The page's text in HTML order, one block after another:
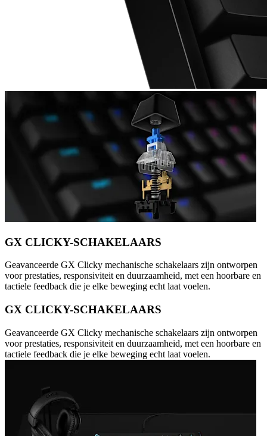
GX CLICKY-SCHAKELAARS
Geavanceerde GX Clicky mechanische schakelaars zijn ontworpen
voor prestaties, responsiviteit en duurzaamheid, met een hoorbare en
tactiele feedback die je elke beweging echt laat voelen.
GX CLICKY-SCHAKELAARS
Geavanceerde GX Clicky mechanische schakelaars zijn ontworpen
voor prestaties, responsiviteit en duurzaamheid, met een hoorbare en
tactiele feedback die je elke beweging echt laat voelen.